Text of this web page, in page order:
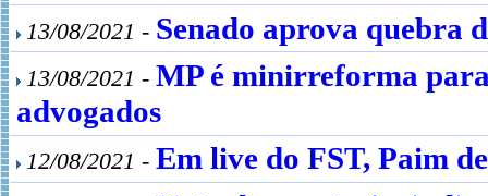
13/08/2021 - Senado aprova quebra
13/08/2021 - MP é minirreforma
advogados
12/08/2021 - Em live do FST, Paim